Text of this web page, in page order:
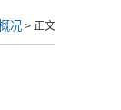
况 > 正文